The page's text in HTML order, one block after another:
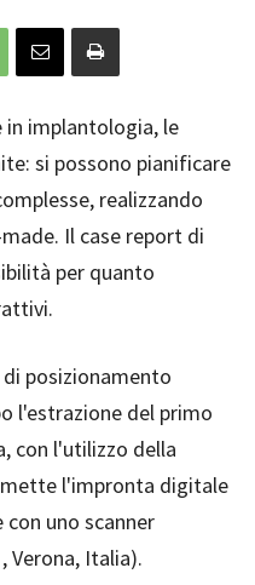
implantologia, le
si possono pianificare
realizzando
Il case report di
per quanto
posizionamento
l'estrazione del primo
con l'utilizzo della
l'impronta digitale
uno scanner
Verona, Italia).